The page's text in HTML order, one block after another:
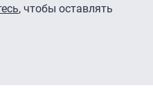
, чтобы оставлять